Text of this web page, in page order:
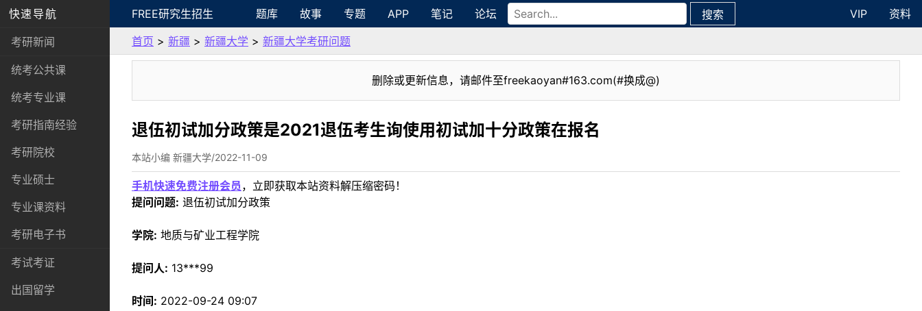
快速导航
考研新闻
统考公共课
统考专业课
考研指南经验
考研院校
专业硕士
专业课资料
考研电子书
考试考证
出国留学
FREE研究生招生 题库 故事 专题 APP 笔记 论坛 搜索 VIP
资料
首页 > 新疆 > 新疆大学 > 新疆大学考研问题
删除或更新信息，请邮件至freekaoyan#163.com(#换成@)
退伍初试加分政策是2021退伍考生询使用初试加十分政策在报名
本站小编 新疆大学/2022-11-09
手机快速免费注册会员 ，立即获取本站资料解压缩密码！
提问问题: 退伍初试加分政策
学院: 地质与矿业工程学院
提问人: 13***99
时间: 2022-09-24 09:07